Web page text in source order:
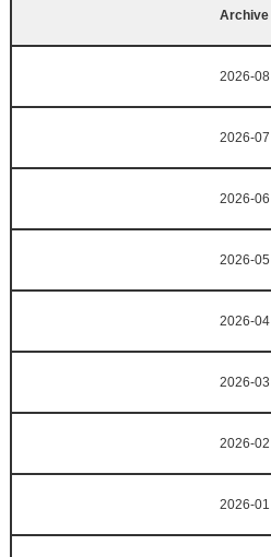
Archive
2026-08
2026-07
2026-06
2026-05
2026-04
2026-03
2026-02
2026-01